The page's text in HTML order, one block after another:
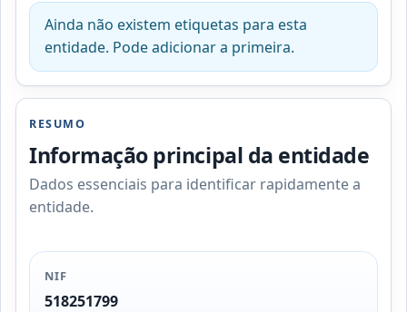
Ainda não existem etiquetas para esta
entidade. Pode adicionar a primeira.
RESUMO
Informação principal da entidade
Dados essenciais para identificar rapidamente a
entidade.
NIF
518251799